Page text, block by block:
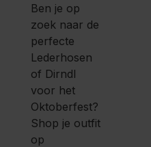
Ben je op
zoek naar de
perfecte
Lederhosen
of Dirndl
voor het
Oktoberfest?
Shop je outfit
op